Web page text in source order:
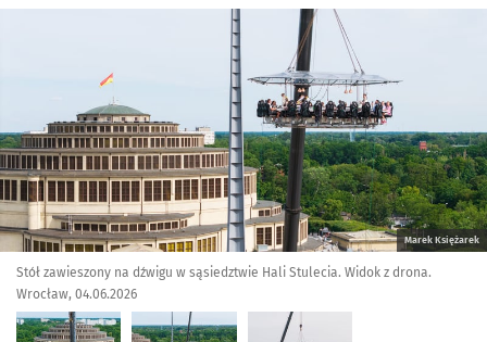
Marek Księżarek
Stół zawieszony na dźwigu w sąsiedztwie Hali Stulecia. Widok z drona.
Wrocław, 04.06.2026